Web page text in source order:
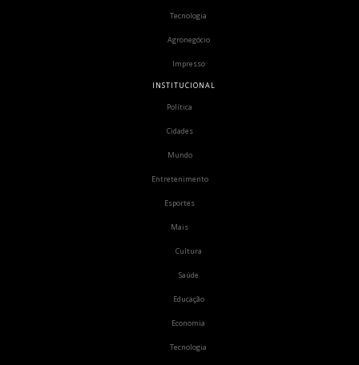
Tecnologia
Agronegócio
Impresso
INSTITUCIONAL
Política
Cidades
Mundo
Entretenimento
Esportes
Mais
Cultura
Saúde
Educação
Economia
Tecnologia